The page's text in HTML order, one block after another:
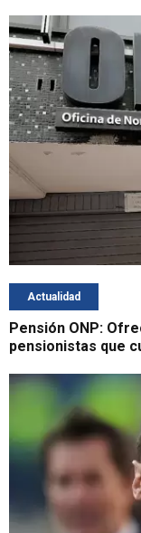
Actualidad
Pensión ONP:
pensionistas que